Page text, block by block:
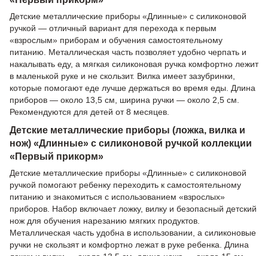
Детские металлические приборы «Длинные» с силиконовой
ручкой — отличный вариант для перехода к первым
«взрослым» приборам и обучения самостоятельному
питанию. Металлическая часть позволяет удобно черпать и
накалывать еду, а мягкая силиконовая ручка комфортно лежит
в маленькой руке и не скользит. Вилка имеет зазубринки,
которые помогают еде лучше держаться во время еды. Длина
приборов — около 13,5 см, ширина ручки — около 2,5 см.
Рекомендуются для детей от 8 месяцев.
Детские металлические приборы (ложка, вилка и
нож) «Длинные» с силиконовой ручкой коллекции
«Первый прикорм»
Детские металлические приборы «Длинные» с силиконовой
ручкой помогают ребенку переходить к самостоятельному
питанию и знакомиться с использованием «взрослых»
приборов. Набор включает ложку, вилку и безопасный детский
нож для обучения нарезанию мягких продуктов.
Металлическая часть удобна в использовании, а силиконовые
ручки не скользят и комфортно лежат в руке ребенка. Длина